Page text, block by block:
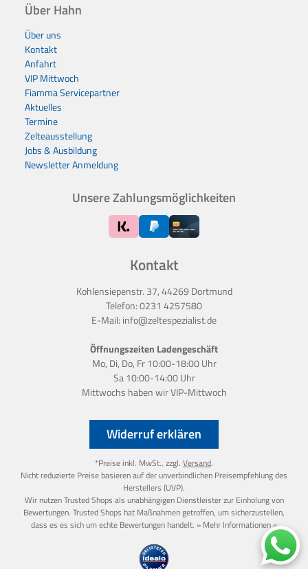
Widerruf erklären
*Preise inkl. MwSt., zzgl. Versand.
Nicht reduzierte Preise basieren auf der unverbindlichen Preisempfehlung des
Herstellers (UVP).
Wir nutzen Trusted Shops als unabhängigen Dienstleister zur Einholung von
Bewertungen. Trusted Shops hat Maßnahmen getroffen, um sicherzustellen,
dass es es sich um echte Bewertungen handelt. » Mehr Informationen «
Über Hahn
Über uns
Kontakt
Anfahrt
VIP Mittwoch
Fiamma Servicepartner
Aktuelles
Termine
Zelteausstellung
Jobs & Ausbildung
Newsletter Anmeldung
Kontakt
Kohlensiepenstr. 37, 44269 Dortmund
Telefon:0231 4257580
E-Mail: info@zeltespezialist.de
Öffnungszeiten Ladengeschäft
Mo, Di, Do, Fr 10:00-18:00 Uhr
Sa 10:00-14:00 Uhr
Mittwochs haben wirVIP-Mittwoch
Unsere Zahlungsmöglichkeiten